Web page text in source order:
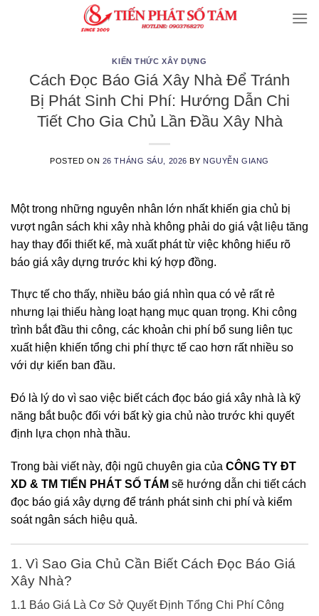
KIẾN THỨC XÂY DỰNG
Cách Đọc Báo Giá Xây Nhà Để Tránh
Bị Phát Sinh Chi Phí: Hướng Dẫn Chi
Tiết Cho Gia Chủ Lần Đầu Xây Nhà
POSTED ON 26 THÁNG SÁU, 2026 BY NGUYỄN GIANG
Một trong những nguyên nhân lớn nhất khiến gia chủ bị
vượt ngân sách khi xây nhà không phải do giá vật liệu tăng
hay thay đổi thiết kế, mà xuất phát từ việc không hiểu rõ
báo giá xây dựng trước khi ký hợp đồng.
Thực tế cho thấy, nhiều báo giá nhìn qua có vẻ rất rẻ
nhưng lại thiếu hàng loạt hạng mục quan trọng. Khi công
trình bắt đầu thi công, các khoản chi phí bổ sung liên tục
xuất hiện khiến tổng chi phí thực tế cao hơn rất nhiều so
với dự kiến ban đầu.
Đó là lý do vì sao việc biết cách đọc báo giá xây nhà là kỹ
năng bắt buộc đối với bất kỳ gia chủ nào trước khi quyết
định lựa chọn nhà thầu.
Trong bài viết này, đội ngũ chuyên gia của CÔNG TY ĐT
XD & TM TIẾN PHÁT SỐ TÁM sẽ hướng dẫn chi tiết cách
đọc báo giá xây dựng để tránh phát sinh chi phí và kiểm
soát ngân sách hiệu quả.
1. Vì Sao Gia Chủ Cần Biết Cách Đọc Báo Giá
Xây Nhà?
1.1 Báo Giá Là Cơ Sở Quyết Định Tổng Chi Phí Công